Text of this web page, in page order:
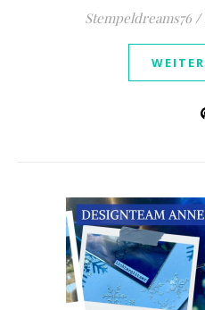
Stempeldreams76 /